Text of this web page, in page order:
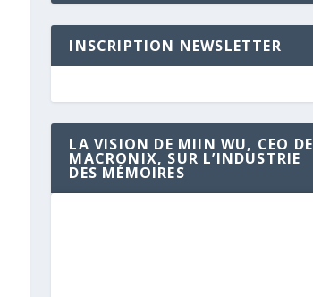
INSCRIPTION NEWSLETTER
LA VISION DE MIIN WU, CEO DE
MACRONIX, SUR L’INDUSTRIE
DES MÉMOIRES